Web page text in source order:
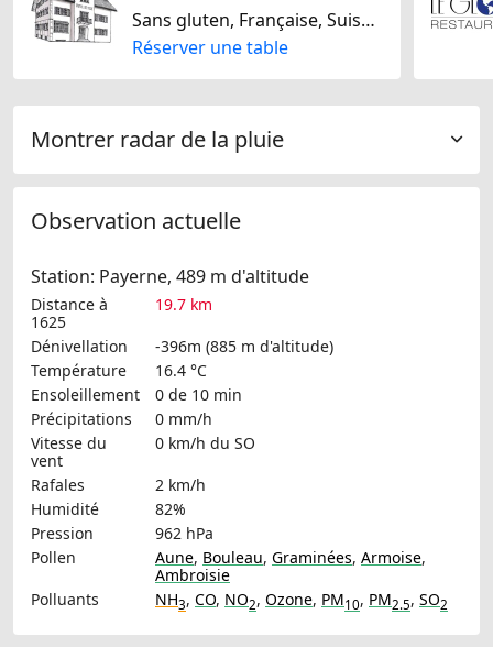
Sans gluten, Française, Suisse, Européene
Réserver une table
Montrer radar de la pluie
Observation actuelle
Station: Payerne, 489 m d'altitude
Distance à
1625
19.7 km
Dénivellation
-396m (885 m d'altitude)
Température
16.4 °C
Ensoleillement
0 de 10 min
Précipitations
0 mm/h
Vitesse du
vent
0 km/h du SO
Rafales
2 km/h
Humidité
82%
Pression
962 hPa
Pollen
Aune, Bouleau, Graminées, Armoise,
Ambroisie
Polluants
NH3, CO, NO2, Ozone, PM10, PM2.5, SO2